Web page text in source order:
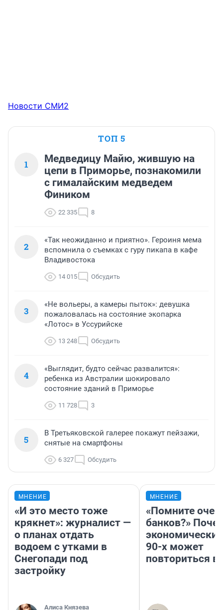
Новости СМИ2
ТОП 5
1
Медведицу Майю, жившую на
цепи в Приморье, познакомили
с гималайским медведем
Фиником
22 335 8
2
«Так неожиданно и приятно». Героиня мема
вспомнила о съемках с гуру пикапа в кафе
Владивостока
14 015 Обсудить
3
«Не вольеры, а камеры пыток»: девушка
пожаловалась на состояние экопарка
«Лотос» в Уссурийске
13 248 Обсудить
4
«Выглядит, будто сейчас развалится»:
ребенка из Австралии шокировало
состояние зданий в Приморье
11 728 3
5
В Третьяковской галерее покажут пейзажи,
снятые на смартфоны
6 327 Обсудить
МНЕНИЕ
«И это место тоже
крякнет»: журналист —
о планах отдать
водоем с утками в
Снегопади под
застройку
Алиса Князева
МНЕНИЕ
«Помните
банков?»
90-х может
повториться